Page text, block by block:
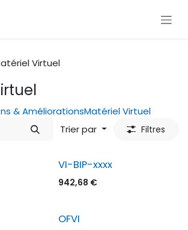
Virtuel
& AméliorationsMatériel Virtuel
Trier par
Filtres
VI-BIP-xxxx
942,68 €
OFVI